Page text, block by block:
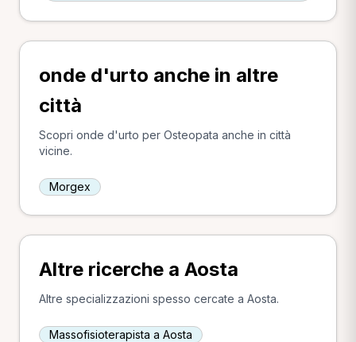
onde d'urto anche in altre
città
Scopri onde d'urto per Osteopata anche in città
vicine.
Morgex
Altre ricerche a Aosta
Altre specializzazioni spesso cercate a Aosta.
Massofisioterapista a Aosta